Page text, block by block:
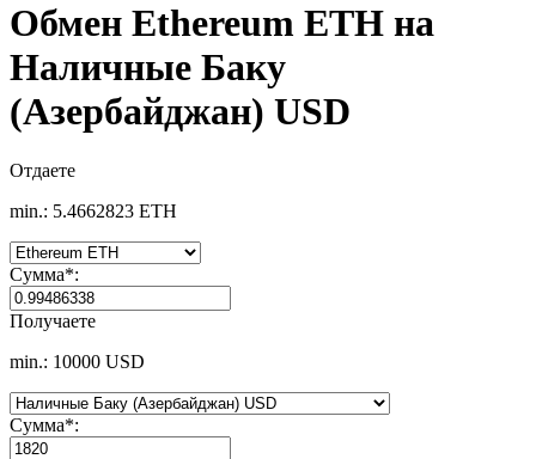
Обмен Ethereum ETH на
Наличные Баку
(Азербайджан) USD
Отдаете
min.: 5.4662823 ETH
Сумма*:
Получаете
min.: 10000 USD
Сумма*: